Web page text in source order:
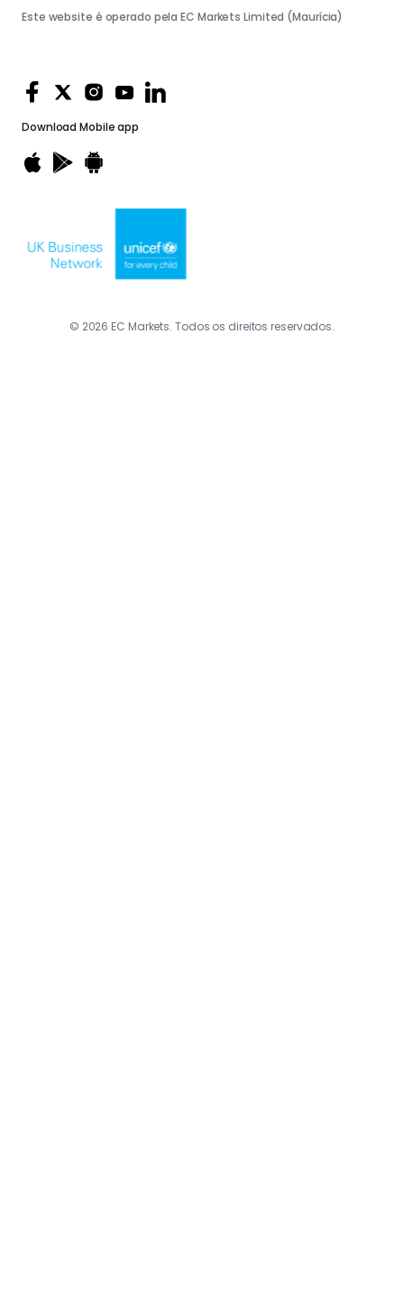
Download Mobile app
Este website é operado pela EC Markets Limited (Maurícia)
© 2026 EC Markets. Todos os direitos reservados.